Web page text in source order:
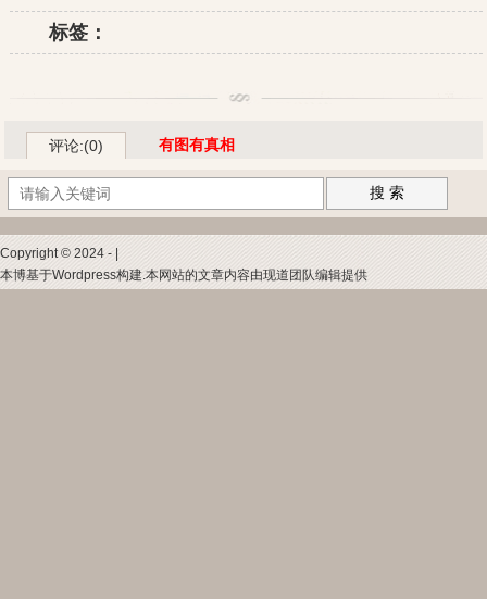
标签：
评论:(0) 有图有真相
搜 索
Copyright © 2024 - |
本博基于Wordpress构建.本网站的文章内容由现道团队编辑提供